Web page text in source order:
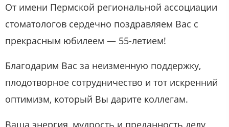
От имени Пермской региональной ассоциации
стоматологов сердечно поздравляем Вас с
прекрасным юбилеем — 55-летием!
Благодарим Вас за неизменную поддержку,
плодотворное сотрудничество и тот искренний
оптимизм, который Вы дарите коллегам.
Ваша энергия, мудрость и преданность делу